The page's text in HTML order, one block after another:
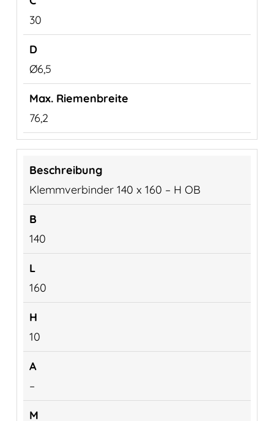
30
Ø6,5
76,2
Klemmverbinder 140 x 160 – H OB
140
160
10
–